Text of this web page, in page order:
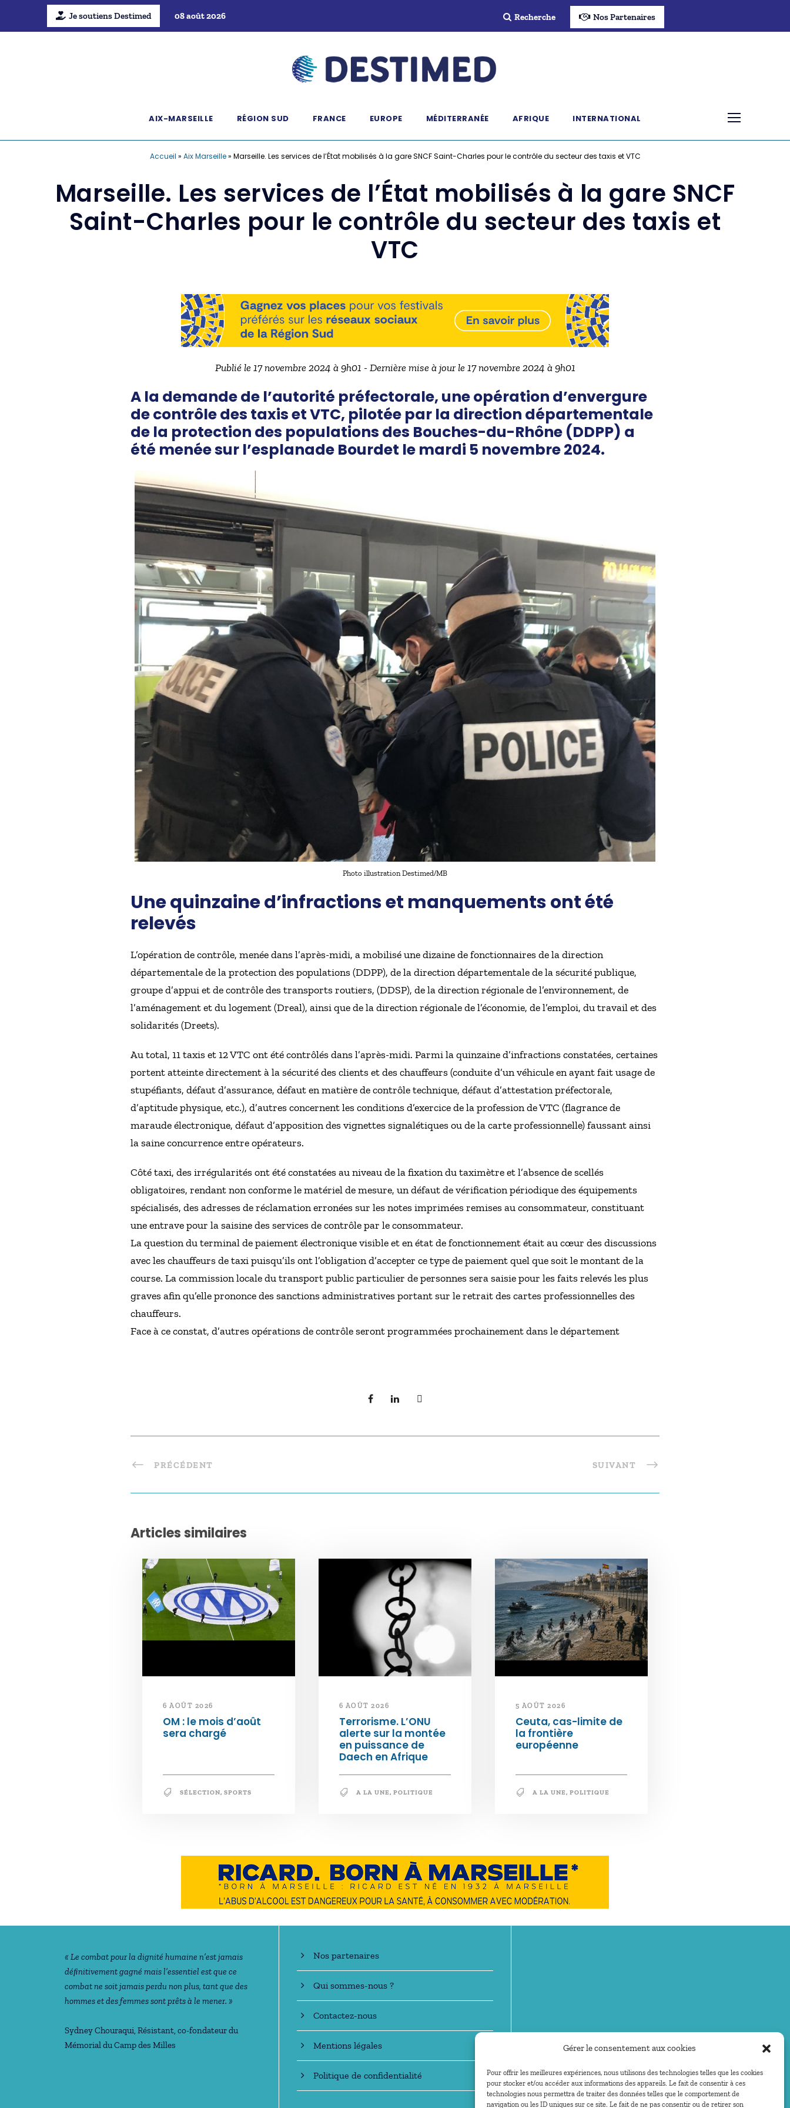
Gérer le consentement aux cookies
Pour offrir les meilleures expériences, nous utilisons des technologies telles que les cookies
pour stocker et/ou accéder aux informations des appareils. Le fait de consentir à ces
technologies nous permettra de traiter des données telles que le comportement de
navigation ou les ID uniques sur ce site. Le fait de ne pas consentir ou de retirer son
Je soutiens Destimed 08 août 2026 Recherche Nos Partenaires
AIX-MARSEILLE RÉGION SUD FRANCE EUROPE MÉDITERRANÉE AFRIQUE INTERNATIONAL
Accueil » Aix Marseille» Marseille. Les services de l’État mobilisés à la gare SNCF Saint-Charles pour le contrôle du secteur des taxis et VTC
Marseille. Les services de l’État mobilisés à la gare SNCF
Saint-Charles pour le contrôle du secteur des taxis et
VTC
Publié le 17 novembre 2024 à 9h01 - Dernière mise à jour le 17 novembre 2024 à 9h01
A la demande de l’autorité préfectorale, une opération d’envergure
de contrôle des taxis et VTC, pilotée par la direction départementale
de la protection des populations des Bouches-du-Rhône (DDPP) a
été menée sur l’esplanade Bourdet le mardi 5 novembre 2024.
Photo illustration Destimed/MB
Une quinzaine d’infractions et manquements ont été
relevés
L’opération de contrôle, menée dans l’après-midi, a mobilisé une dizaine de fonctionnaires de la direction
départementale de la protection des populations (DDPP), de la direction départementale de la sécurité publique,
groupe d’appui et de contrôle des transports routiers, (DDSP), de la direction régionale de l’environnement, de
l’aménagement et du logement (Dreal), ainsi que de la direction régionale de l’économie, de l’emploi, du travail et des
solidarités (Dreets).
Au total, 11 taxis et 12 VTC ont été contrôlés dans l’après-midi. Parmi la quinzaine d’infractions constatées, certaines
portent atteinte directement à la sécurité des clients et des chauffeurs (conduite d’un véhicule en ayant fait usage de
stupéfiants, défaut d’assurance, défaut en matière de contrôle technique, défaut d’attestation préfectorale,
d’aptitude physique, etc.), d’autres concernent les conditions d’exercice de la profession de VTC (flagrance de
maraude électronique, défaut d’apposition des vignettes signalétiques ou de la carte professionnelle) faussant ainsi
la saine concurrence entre opérateurs.
Côté taxi, des irrégularités ont été constatées au niveau de la fixation du taximètre et l’absence de scellés
obligatoires, rendant non conforme le matériel de mesure, un défaut de vérification périodique des équipements
spécialisés, des adresses de réclamation erronées sur les notes imprimées remises au consommateur, constituant
une entrave pour la saisine des services de contrôle par le consommateur.
La question du terminal de paiement électronique visible et en état de fonctionnement était au cœur des discussions
avec les chauffeurs de taxi puisqu’ils ont l’obligation d’accepter ce type de paiement quel que soit le montant de la
course. La commission locale du transport public particulier de personnes sera saisie pour les faits relevés les plus
graves afin qu’elle prononce des sanctions administratives portant sur le retrait des cartes professionnelles des
chauffeurs.
Face à ce constat, d’autres opérations de contrôle seront programmées prochainement dans le département
PRÉCÉDENT SUIVANT
Articles similaires
6 AOÛT 2026
OM : le mois d’août
sera chargé
SÉLECTION, SPORTS
6 AOÛT 2026
Terrorisme. L’ONU
alerte sur la montée
en puissance de
Daech en Afrique
A LA UNE, POLITIQUE
5 AOÛT 2026
Ceuta, cas-limite de
la frontière
européenne
A LA UNE, POLITIQUE
Notre philosophie
« Le combat pour la dignité humaine n’est jamais
déﬁnitivement gagné mais l’essentiel est que ce
combat ne soit jamais perdu non plus, tant que des
hommes et des femmes sont prêts à le mener. »
Sydney Chouraqui, Résistant, co-fondateur du
Mémorial du Camp des Milles
En savoir +
Nos partenaires
Qui sommes-nous ?
Contactez-nous
Mentions légales
Politique de confidentialité